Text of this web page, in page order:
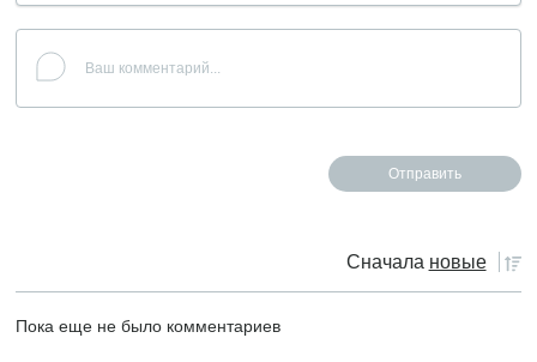
Сначала новые
Пока еще не было комментариев